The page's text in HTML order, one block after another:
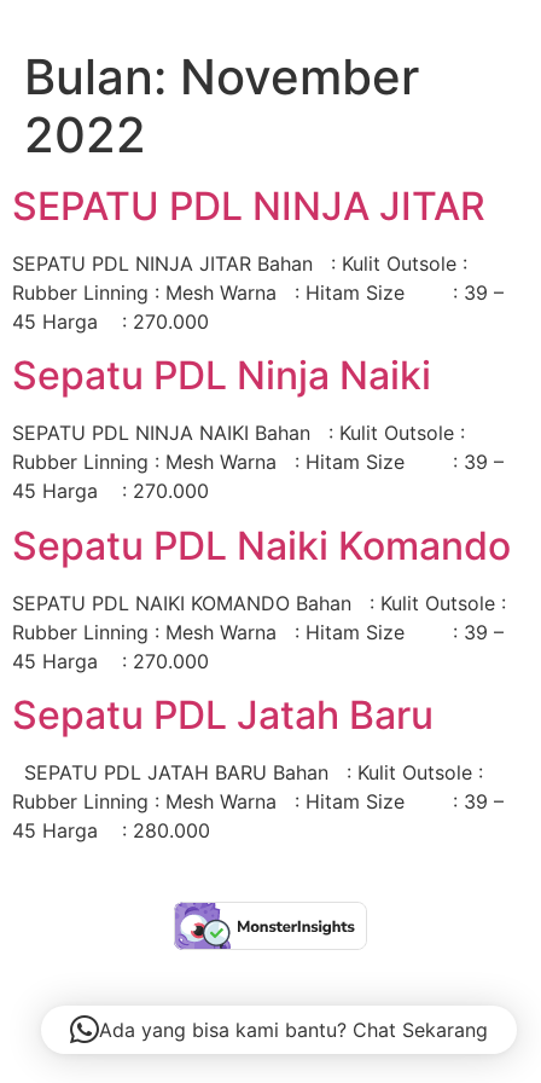
kontenBulan: November
2022
SEPATU PDL NINJA JITAR
SEPATU PDL NINJA JITAR Bahan : Kulit Outsole :
Rubber Linning : Mesh Warna : Hitam Size : 39 –
45 Harga : 270.000
Sepatu PDL Ninja Naiki
SEPATU PDL NINJA NAIKI Bahan : Kulit Outsole :
Rubber Linning : Mesh Warna : Hitam Size : 39 –
45 Harga : 270.000
Sepatu PDL Naiki Komando
SEPATU PDL NAIKI KOMANDO Bahan : Kulit Outsole :
Rubber Linning : Mesh Warna : Hitam Size : 39 –
45 Harga : 270.000
Sepatu PDL Jatah Baru
SEPATU PDL JATAH BARU Bahan : Kulit Outsole :
Rubber Linning : Mesh Warna : Hitam Size : 39 –
45 Harga : 280.000
Ada yang bisa kami bantu? Chat Sekarang